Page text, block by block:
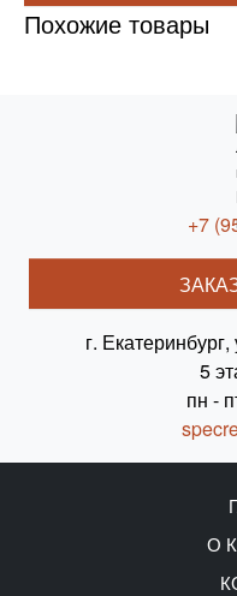
Похожие товары
+7
г.
5
пн -
О